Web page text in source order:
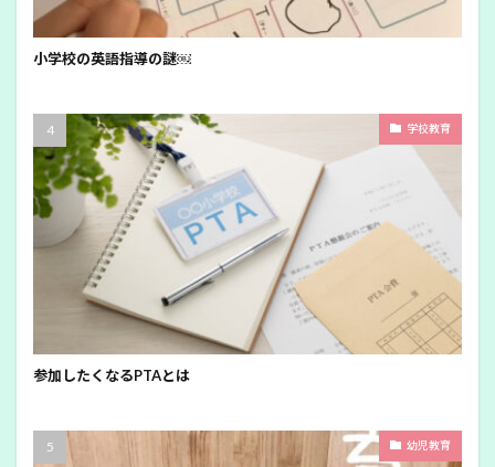
小学校の英語指導の謎￼
学校教育
参加したくなるPTAとは
幼児教育